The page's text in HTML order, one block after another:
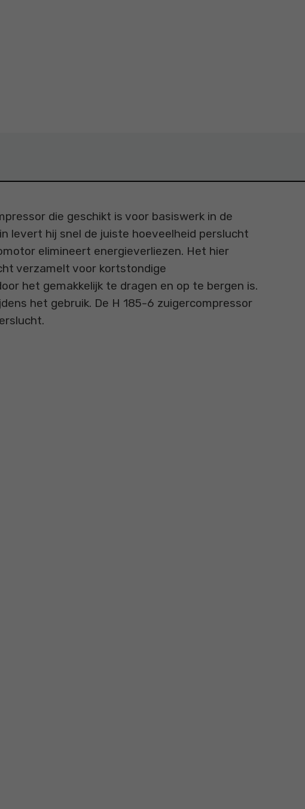
die geschikt is voor basiswerk in de
levert hij snel de juiste hoeveelheid perslucht
elimineert energieverliezen. Het hier
verzamelt voor kortstondige
het gemakkelijk te dragen en op te bergen is.
het gebruik. De H 185-6 zuigercompressor